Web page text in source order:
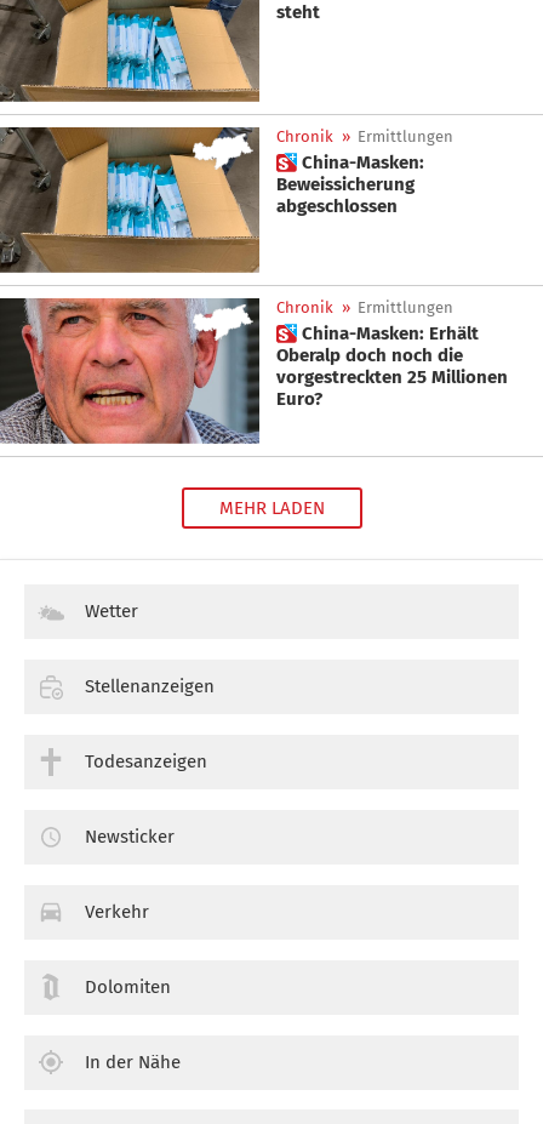
steht
Chronik » Ermittlungen
 China-Masken:
Beweissicherung
abgeschlossen
Chronik » Ermittlungen
 China-Masken: Erhält
Oberalp doch noch die
vorgestreckten 25 Millionen
Euro?
MEHR LADEN
Wetter
Stellenanzeigen
Todesanzeigen
Newsticker
Verkehr
Dolomiten
In der Nähe